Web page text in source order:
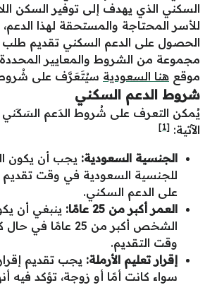
السكني الذي يهدف إلى توفير السكن
للأسر المحتاجة والمستحقة لهذا
الحصول على الدعم السكني تقديم
مجموعة من الشروط والمعايير
موقع هنا السعودية سيُتَعَرَّف على شُروط
شروط الدعم السكني
يُمكن التعرف على شُروط الدَعم السَكَني
الآتية: [1]
الجنسية السعودية: يجب أن يكون
للجنسية السعودية في وقت
على الدعم السكني.
العمر أكبر من 25 عامًا:
ينبغي أن
الشخص أكبر من 25
وقت التقديم.
إقرار تعليم الأرملة: يجب تقديم
سواء كانت أمًا أو زوجة، تؤكد فيه